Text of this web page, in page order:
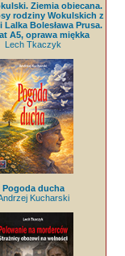
Ziemia obiecana.
rodziny Wokulskich z
Lalka Bolesława Prusa.
A5, oprawa miękka
Lech Tkaczyk
Pogoda ducha
Kucharski